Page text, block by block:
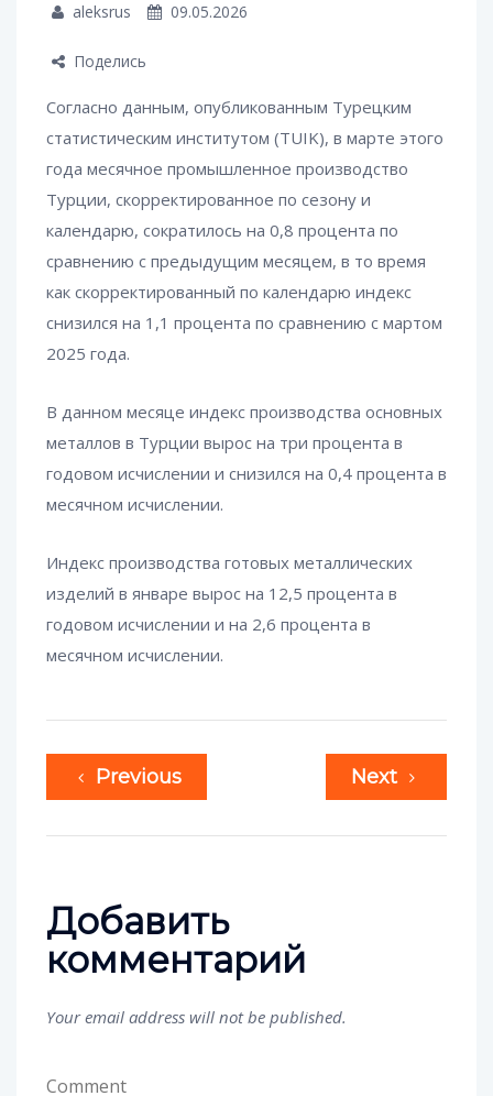
aleksrus 09.05.2026
Поделись
Согласно данным, опубликованным Турецким
статистическим институтом (TUIK), в марте этого
года месячное промышленное производство
Турции, скорректированное по сезону и
календарю, сократилось на 0,8 процента по
сравнению с предыдущим месяцем, в то время
как скорректированный по календарю индекс
снизился на 1,1 процента по сравнению с мартом
2025 года.
В данном месяце индекс производства основных
металлов в Турции вырос на три процента в
годовом исчислении и снизился на 0,4 процента в
месячном исчислении.
Индекс производства готовых металлических
изделий в январе вырос на 12,5 процента в
годовом исчислении и на 2,6 процента в
месячном исчислении.
Previous Next
Добавить
комментарий
Your email address will not be published.